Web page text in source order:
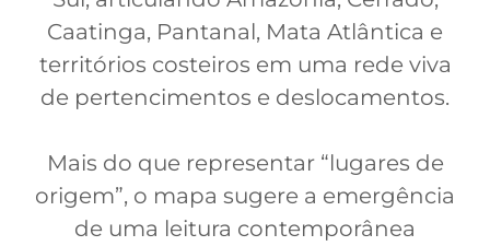
Caatinga, Pantanal, Mata Atlântica e
territórios costeiros em uma rede viva
de pertencimentos e deslocamentos.
Mais do que representar “lugares de
origem”, o mapa sugere a emergência
de uma leitura contemporânea